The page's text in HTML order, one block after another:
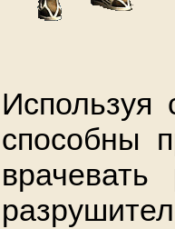
способны